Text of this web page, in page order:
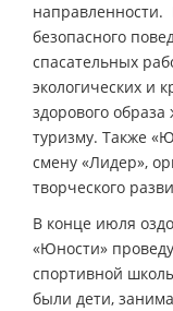
направленности.
безопасного
спасательных
экологических и
здорового
туризму. Также
смену «Лидер»,
творческого
В конце июля
«Юности»
спортивной
были дети,